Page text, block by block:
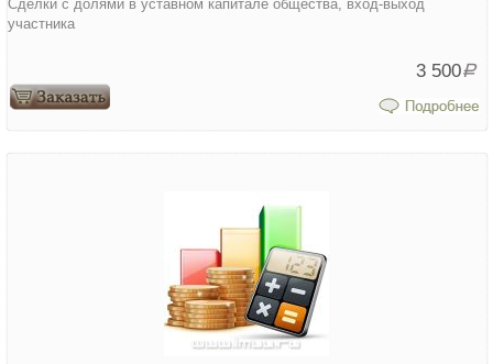
Сделки с долями в уставном капитале общества, вход-выход
участника
3 500Р